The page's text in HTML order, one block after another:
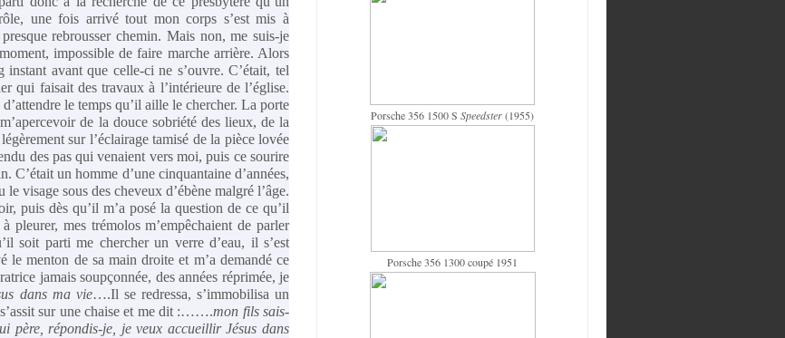
une fois arrivé tout mon corps s’est mis à
rebrousser chemin. Mais non, me suis-je
impossible de faire marche arrière. Alors
avant que celle-ci ne s’ouvre. C’était, tel
qui faisait des travaux à l’intérieure de l’église.
le temps qu’il aille le chercher. La porte
de la douce sobriété des lieux, de la
sur l’éclairage tamisé de la pièce lovée
des pas qui venaient vers moi, puis ce sourire
C’était un homme d’une cinquantaine d’années,
visage sous des cheveux d’ébène malgré l’âge.
puis dès qu’il m’a posé la question de ce qu’il
pleurer, mes trémolos m’empêchaient de parler
soit parti me chercher un verre d’eau, il s’est
le menton de sa main droite et m’a demandé ce
jamais soupçonnée, des années réprimée, je
dans ma vie….Il se redressa, s’immobilisa un
sur une chaise et me dit :…….mon fils sais-
père, répondis-je, je veux accueillir Jésus dans
Porsche 356 1500 S Speedster(1955)
Porsche 356 1300 coupé 1951